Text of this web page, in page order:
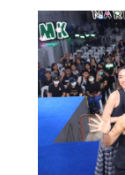
ความเป็นผู้นำด้านข่า
3 Forum 2026
สุดยอด CEO ชั้
พิธีกรจากช่อง 3 จัดเต็
แห่งชาติสิริกิติ์